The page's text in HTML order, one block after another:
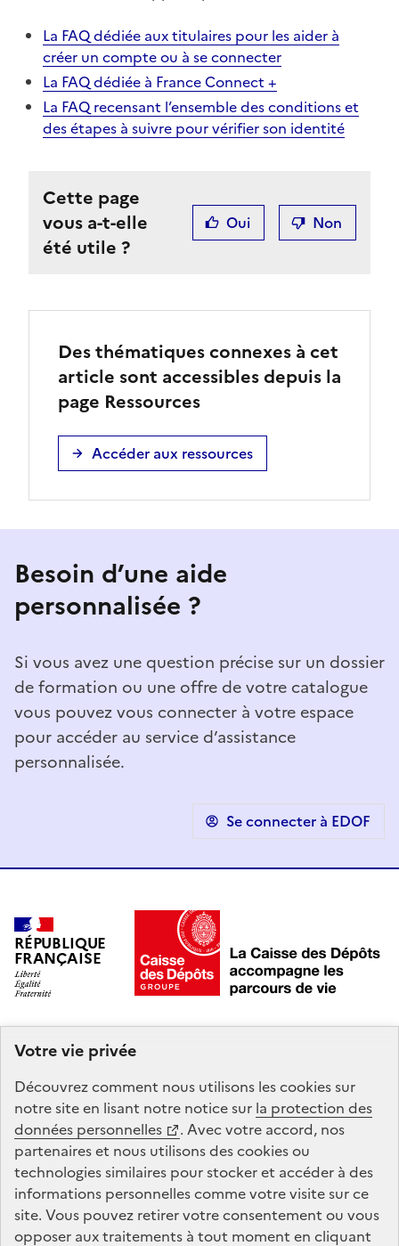
Votre vie privée
Découvrez comment nous utilisons lescookiessur
notre site en lisant notre notice sur la protection des
données personnelles
. Avec votre accord, nos
partenaires et nous utilisons descookiesou
technologies similaires pour stocker et accéder à des
informations personnelles comme votre visite sur ce
site. Vous pouvez retirer votre consentement ou vous
opposer aux traitements à tout moment en cliquant
La FAQ dédiée aux titulaires pour les aider à
créer un compte ou à se connecter
La FAQ dédiée à France Connect +
La FAQ recensant l’ensemble des conditions et
des étapes à suivre pour vérifier son identité
Cette page
vous a-t-elle
été utile ?
Oui Non
Des thématiques connexes à cet
article sont accessibles depuis la
page Ressources
Accéder aux ressources
Besoin d’une aide
personnalisée ?
Si vous avez une question précise sur un dossier
de formation ou une offre de votre catalogue
vous pouvez vous connecter à votre espace
pour accéder au service d’assistance
personnalisée.
Se connecter à EDOF
RÉPUBLIQUE
FRANÇAISE
Mon Compte Formation est un service mandaté par
Dépôts gère le site Compte personnel de formation :
conception, animation, maintenance, traitements
informatiques et assistance technique.
legifrance.gouv.fr
gouvernement.fr
service-public.fr
data.gouv.fr